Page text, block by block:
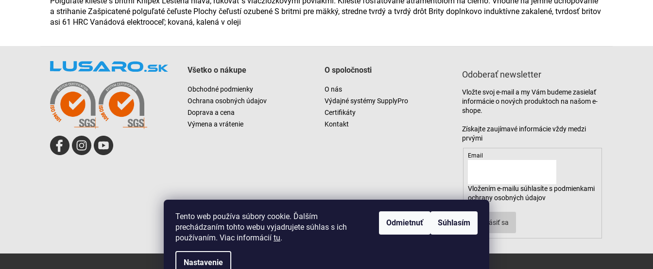
Tento web používa súbory cookie. Ďalším
prechádzaním tohto webu vyjadrujete súhlas s ich
používaním. Viac informácií tu.
Nastavenie
Odmietnuť Súhlasím
a strihanie Zašpicatené polguľaté čeľuste Plochy čeľustí ozubené S britmi pre mäkký, stredne tvrdý a tvrdý drôt Brity doplnkovo induktívne zakalené, tvrdosť britov
asi 61 HRC Vanádová elektrooceľ; kovaná, kalená v oleji
Všetko o nákupe
Obchodné podmienky
Ochrana osobných údajov
Doprava a cena
Výmena a vrátenie
O spoločnosti
O nás
Výdajné systémy SupplyPro
Certifikáty
Kontakt
Odoberať newsletter
Vložte svoj e-mail a my Vám budeme zasielať
informácie o nových produktoch na našom e-
shope.
Email
Vložením e-mailu súhlasíte s podmienkami
ochrany osobných údajov
Prihlásiť sa